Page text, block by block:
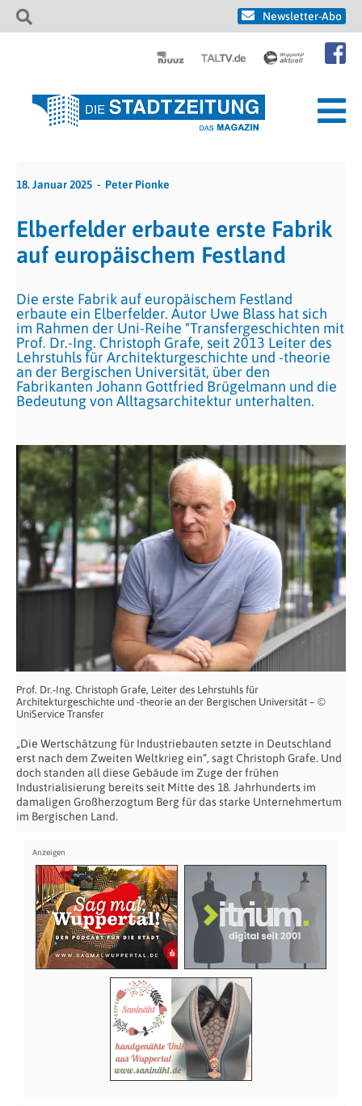
Newsletter-Abo
18. Januar 2025 Peter Pionke
Elberfelder erbaute erste Fabrik
auf europäischem Festland
Die erste Fabrik auf europäischem Festland
erbaute ein Elberfelder. Autor Uwe Blass hat sich
im Rahmen der Uni-Reihe "Transfergeschichten mit
Prof. Dr.-Ing. Christoph Grafe, seit 2013 Leiter des
Lehrstuhls für Architekturgeschichte und -theorie
an der Bergischen Universität, über den
Fabrikanten Johann Gottfried Brügelmann und die
Bedeutung von Alltagsarchitektur unterhalten.
Prof. Dr.-Ing. Christoph Grafe, Leiter des Lehrstuhls für
Architekturgeschichte und -theorie an der Bergischen Universität – ©
UniService Transfer
„Die Wertschätzung für Industriebauten setzte in Deutschland
erst nach dem Zweiten Weltkrieg ein“, sagt Christoph Grafe. Und
doch standen all diese Gebäude im Zuge der frühen
Industrialisierung bereits seit Mitte des 18. Jahrhunderts im
damaligen Großherzogtum Berg für das starke Unternehmertum
im Bergischen Land.